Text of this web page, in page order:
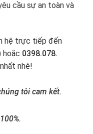
cầu sự an toàn và
hệ trực tiếp đến
hoặc 0398.078.
nhé!
tôi cam kết.